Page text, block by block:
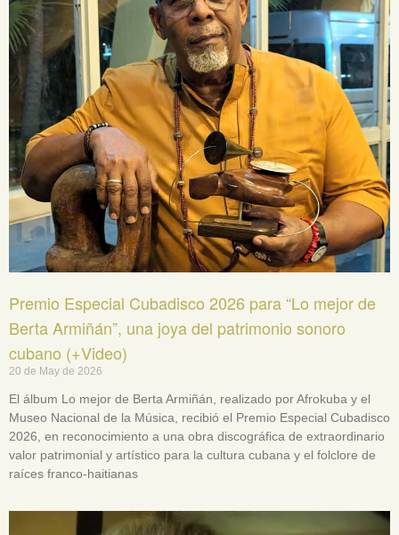
Premio Especial Cubadisco 2026 para “Lo mejor de
Berta Armiñán”, una joya del patrimonio sonoro
cubano (+Video)
20 de May de 2026
El álbum Lo mejor de Berta Armiñán, realizado por Afrokuba y el
Museo Nacional de la Música, recibió el Premio Especial Cubadisco
2026, en reconocimiento a una obra discográfica de extraordinario
valor patrimonial y artístico para la cultura cubana y el folclore de
raíces franco-haitianas